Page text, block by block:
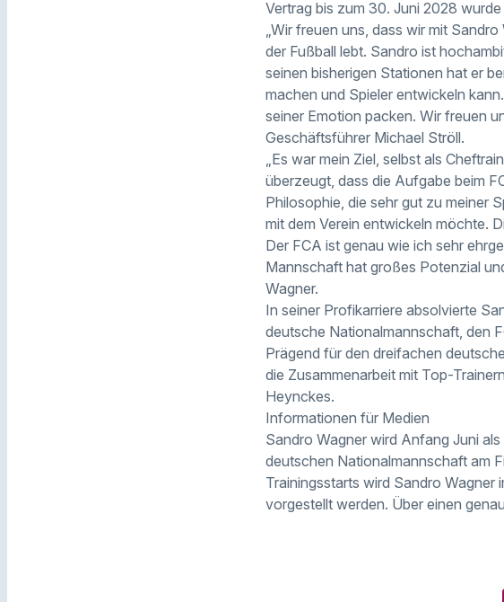
Vertrag bis zum 30. Juni 2028
„Wir freuen uns, dass wir mit
der Fußball lebt. Sandro ist
seinen bisherigen Stationen hat er
machen und Spieler entwickeln
seiner Emotion packen. Wir freuen
Geschäftsführer Michael Ströll.
„Es war mein Ziel, selbst als
überzeugt, dass die Aufgabe beim
Philosophie, die sehr gut zu meiner
mit dem Verein entwickeln möchte.
Der FCA ist genau wie ich sehr
Mannschaft hat großes Potenzial
Wagner.
In seiner Profikarriere absolvierte
deutsche Nationalmannschaft, den
Prägend für den dreifachen
die Zusammenarbeit mit Top-
Heynckes.
Informationen für Medien
Sandro Wagner wird Anfang Juni
deutschen Nationalmannschaft am
Trainingsstarts wird Sandro Wagner
vorgestellt werden. Über einen